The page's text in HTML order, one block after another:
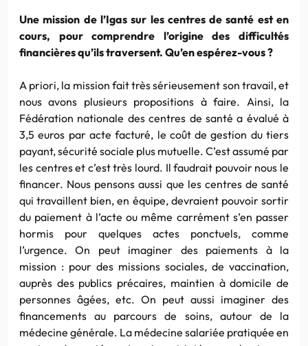
Une mission de l’Igassur les centres de santé est en
cours, pour comprendre l’origine des difficultés
financières qu’ils traversent. Qu’en espérez-vous ?
A priori, la mission fait très sérieusement son travail, et
nous avons plusieurs propositions à faire. Ainsi, la
Fédération nationale des centres de santé a évalué à
3,5euros par acte facturé, le coût de gestion du tiers
payant, sécurité sociale plus mutuelle. C’est assumé par
les centres et c’est très lourd. Il faudrait pouvoir nous le
financer. Nous pensons aussi que les centres de santé
qui travaillent bien, en équipe, devraient pouvoir sortir
du paiement à l’acte ou même carrément s’en passer
hormis pour quelques actes ponctuels, comme
l’urgence. On peut imaginer des paiements à la
mission : pour des missions sociales, de vaccination,
auprès des publics précaires, maintien à domicile de
personnes âgées, etc. On peut aussi imaginer des
financements au parcours de soins, autour de la
médecine générale. La médecine salariée pratiquée en